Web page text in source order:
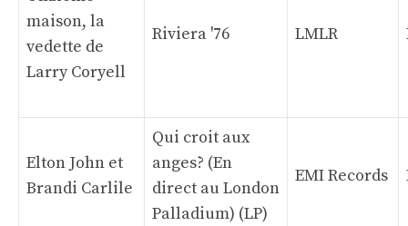
maison, la
vedette de
Larry Coryell
Riviera '76 LMLR
Elton John et
Brandi Carlile
Qui croit aux
anges? (En
direct au London
Palladium) (LP)
EMI Records